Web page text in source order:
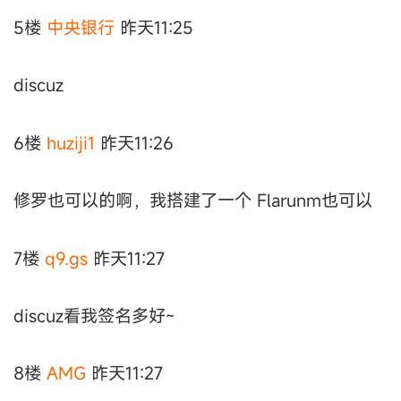
5楼 中央银行 昨天11:25
discuz
6楼 huziji1 昨天11:26
修罗也可以的啊，我搭建了一个 Flarunm也可以
7楼 q9.gs 昨天11:27
discuz看我签名多好~
8楼 AMG 昨天11:27